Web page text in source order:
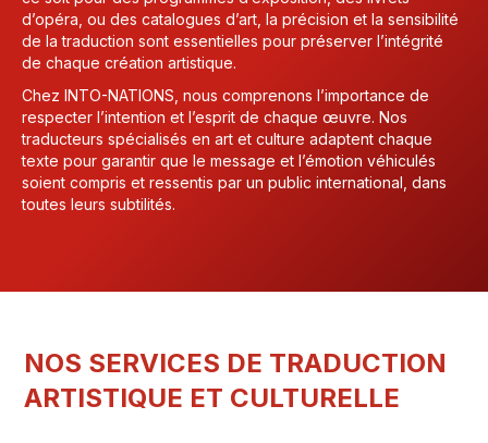
d’opéra, ou des catalogues d’art, la précision et la sensibilité
de la traduction sont essentielles pour préserver l’intégrité
de chaque création artistique.
Chez INTO-NATIONS, nous comprenons l’importance de
respecter l’intention et l’esprit de chaque œuvre. Nos
traducteurs spécialisés en art et culture adaptent chaque
texte pour garantir que le message et l’émotion véhiculés
soient compris et ressentis par un public international, dans
toutes leurs subtilités.
NOS SERVICES DE TRADUCTION
ARTISTIQUE ET CULTURELLE